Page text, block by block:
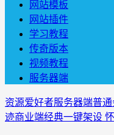
网站模板
网站插件
学习教程
传奇版本
视频教程
服务器端
资源爱好者服务器端普通
迹商业端经典一键架设